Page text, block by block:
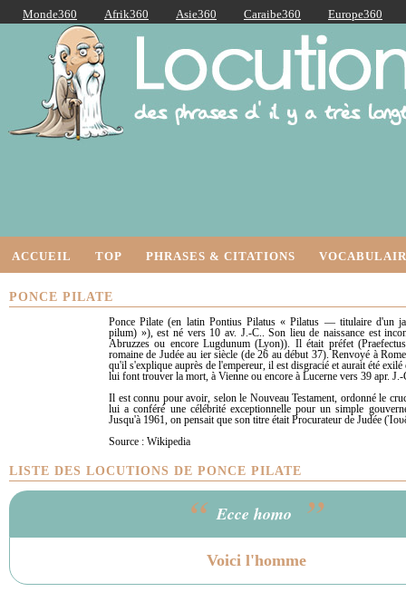
Monde360 Afrik360 Asie360 Caraibe360
Europe360
AmériqueLatine360
Océanie360
Orient360
Locutions Latines
ACCUEIL TOP PHRASES & CITATIONS
PONCE PILATE
Ponce Pilate (en latin Pontius Pilatus « Pilatus — titulaire d'un
pilum) »), est né vers 10 av. J.-C.. Son lieu de naissance est
Abruzzes ou encore Lugdunum (Lyon)). Il était préfet
romaine de Judée au ier siècle (de 26 au début 37). Renvoyé à
qu'il s'explique auprès de l'empereur, il est disgracié et aurait été
lui font trouver la mort, à Vienne ou encore à Lucerne vers 39 apr. J.-
Il est connu pour avoir, selon le Nouveau Testament, ordonné le
lui a conféré une célébrité exceptionnelle pour un simple
Jusqu'à 1961, on pensait que son titre était Procurateur de Judée
Source : Wikipedia
LISTE DES LOCUTIONS DE PONCE PILATE
“ Ecce homo ”
Voici l'homme